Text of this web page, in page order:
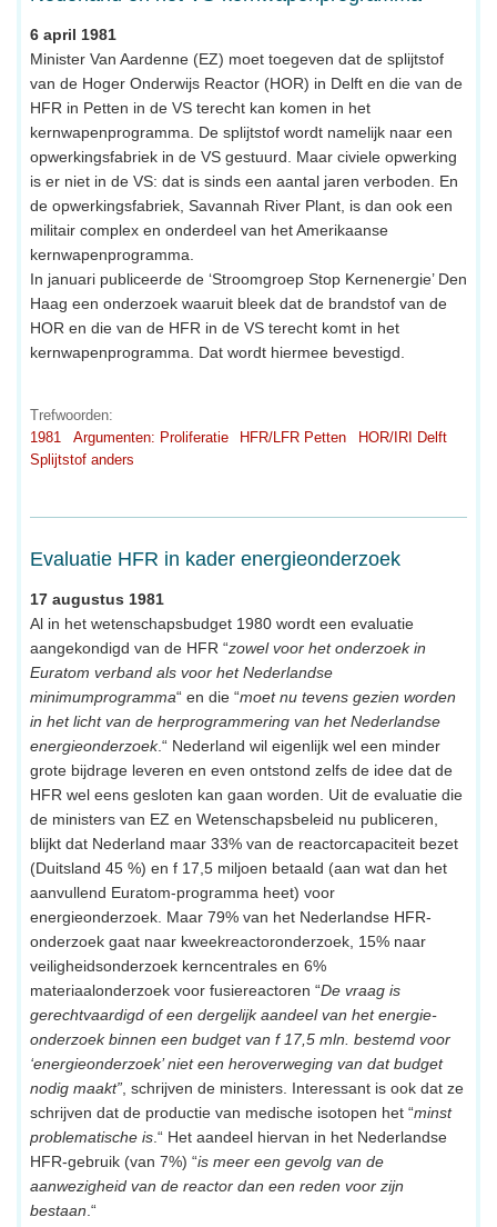
6 april 1981
Minister Van Aardenne (EZ) moet toegeven dat de splijtstof
van de Hoger Onderwijs Reactor (HOR) in Delft en die van de
HFR in Petten in de VS terecht kan komen in het
kernwapenprogramma. De splijtstof wordt namelijk naar een
opwerkingsfabriek in de VS gestuurd. Maar civiele opwerking
is er niet in de VS: dat is sinds een aantal jaren verboden. En
de opwerkingsfabriek, Savannah River Plant, is dan ook een
militair complex en onderdeel van het Amerikaanse
kernwapenprogramma.
In januari publiceerde de ‘Stroomgroep Stop Kernenergie’ Den
Haag een onderzoek waaruit bleek dat de brandstof van de
HOR en die van de HFR in de VS terecht komt in het
kernwapenprogramma. Dat wordt hiermee bevestigd.
Trefwoorden:
1981
Argumenten: Proliferatie HFR/LFR Petten
HOR/IRI Delft
Splijtstof anders
Evaluatie HFR in kader energieonderzoek
17 augustus 1981
Al in het wetenschapsbudget 1980 wordt een evaluatie
aangekondigd van de HFR “zowel voor het onderzoek in
Euratom verband als voor het Nederlandse
minimumprogramma“ en die “moet nu tevens gezien worden
in het licht van de herprogrammering van het Nederlandse
energieonderzoek.“ Nederland wil eigenlijk wel een minder
grote bijdrage leveren en even ontstond zelfs de idee dat de
HFR wel eens gesloten kan gaan worden. Uit de evaluatie die
de ministers van EZ en Wetenschapsbeleid nu publiceren,
blijkt dat Nederland maar 33% van de reactorcapaciteit bezet
(Duitsland 45 %) en f 17,5 miljoen betaald (aan wat dan het
aanvullend Euratom-programma heet) voor
energieonderzoek. Maar 79% van het Nederlandse HFR-
onderzoek gaat naar kweekreactoronderzoek, 15% naar
veiligheidsonderzoek kerncentrales en 6%
materiaalonderzoek voor fusiereactoren “De vraag is
gerechtvaardigd of een dergelijk aandeel van het energie-
onderzoek binnen een budget van f 17,5 mln. bestemd voor
‘energieonderzoek’ niet een heroverweging van dat budget
nodig maakt” , schrijven de ministers. Interessant is ook dat ze
schrijven dat de productie van medische isotopen het “minst
problematische is .“ Het aandeel hiervan in het Nederlandse
HFR-gebruik (van 7%) “is meer een gevolg van de
aanwezigheid van de reactor dan een reden voor zijn
bestaan .“